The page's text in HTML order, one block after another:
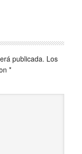
publicada. Los
*